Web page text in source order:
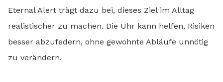
Eternal Alert trägt dazu bei, dieses Ziel im Alltag
realistischer zu machen. Die Uhr kann helfen, Risiken
besser abzufedern, ohne gewohnte Abläufe unnötig
zu verändern.